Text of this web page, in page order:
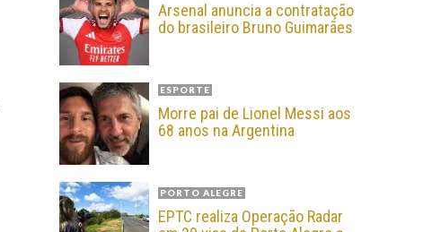
Arsenal anuncia a contratação
do brasileiro Bruno Guimarães
ESPORTE
Morre pai de Lionel Messi aos
68 anos na Argentina
PORTO ALEGRE
EPTC realiza Operação Radar